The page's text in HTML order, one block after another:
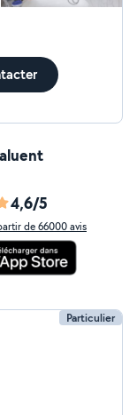
4,6/5
de 66000 avis
Particulier